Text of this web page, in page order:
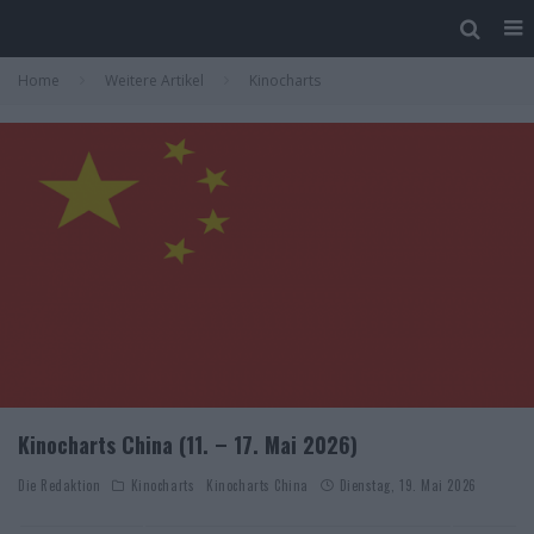
Home Weitere Artikel Kinocharts
Kinocharts China (11. – 17. Mai 2026)
Die Redaktion Kinocharts Kinocharts China Dienstag, 19. Mai 2026